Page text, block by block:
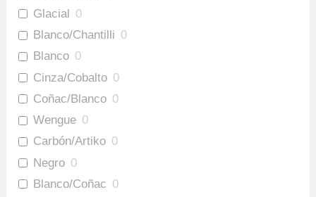
Glacial 0
Blanco/Chantilli 0
Blanco 0
Cinza/Cobalto 0
Coñac/Blanco 0
Wengue 0
Carbón/Artiko 0
Negro 0
Blanco/Coñac 0